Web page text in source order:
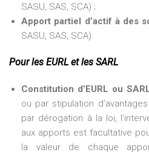
SASU, SAS, SCA) ;
Apport partiel d’actif à des
SASU, SAS, SCA).
Pour les EURL et les SARL
Constitution d’EURL ou
ou par stipulation
par dérogation à la loi,
aux apports est facultative
la valeur de chaque